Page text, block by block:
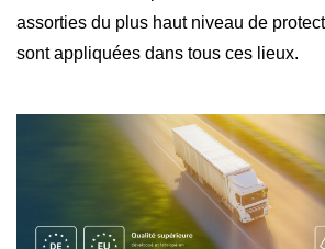
assorties du plus haut niveau de
sont appliquées dans tous ces lieux.